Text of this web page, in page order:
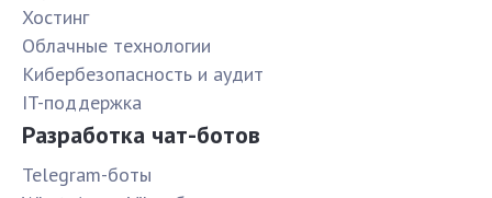
Хостинг
Облачные технологии
Кибербезопасность и аудит
IT-поддержка
Разработка чат-ботов
Telegram-боты